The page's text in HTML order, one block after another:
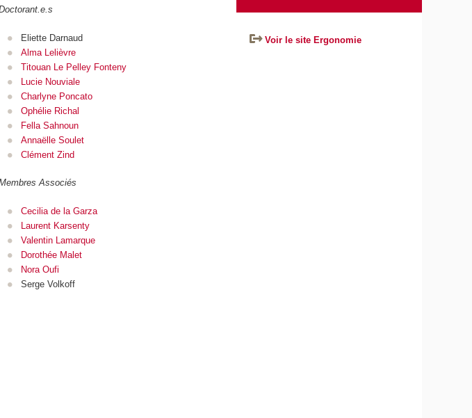
Eliette Darnaud
Alma Lelièvre
Titouan Le Pelley Fonteny
Lucie Nouviale
Charlyne Poncato
Ophélie Richal
Fella Sahnoun
Annaëlle Soulet
Clément Zind
Associés
Cecilia de la Garza
Laurent Karsenty
Valentin Lamarque
Dorothée Malet
Nora Oufi
Serge Volkoff
Voir le site Ergonomie